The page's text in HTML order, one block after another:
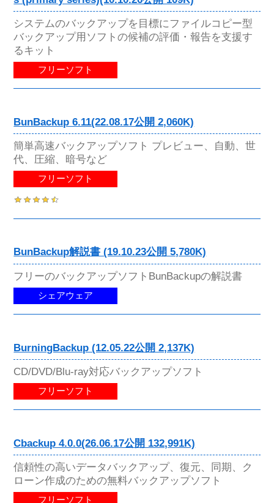
システムのバックアップを目標にファイルコピー型
バックアップ用ソフトの候補の評価・報告を支援す
るキット
フリーソフト
BunBackup 6.11(22.08.17公開 2,060K)
簡単高速バックアップソフト プレビュー、自動、世
代、圧縮、暗号など
フリーソフト
BunBackup解説書 (19.10.23公開 5,780K)
フリーのバックアップソフトBunBackupの解説書
シェアウェア
BurningBackup (12.05.22公開 2,137K)
CD/DVD/Blu-ray対応バックアップソフト
フリーソフト
Cbackup 4.0.0(26.06.17公開 132,991K)
信頼性の高いデータバックアップ、復元、同期、ク
ローン作成のための無料バックアップソフト
フリーソフト